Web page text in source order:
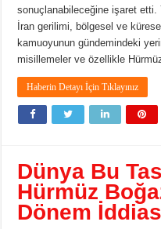
sonuçlanabileceğine işaret etti.
İran gerilimi, bölgesel ve
kamuoyunun gündemindeki
misillemeler ve özellikle
Haberin Detayı İçin Tıklayınız
Dünya Bu
Hürmüz
Dönem